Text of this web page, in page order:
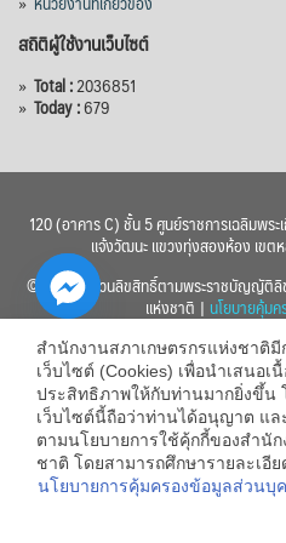
สถิติผู้ใช้งานเว็บไซต์
» Total :2036851
» Today :679
120 (อาคาร C) ชั้น 5 ศูนย์ราชการเฉลิมพ
แจ้งวัฒนะ แขวงทุ่งสองห้อง เขต
© 2560 สงวนลิขสิทธิ์ตามพระราชบัญญัติลิ
แห่งชาติ | นโยบายคุ้ม
สำนักงานสภาเกษตรกรแห่งชาติ
เว็บไซต์ (Cookies) เพื่อนำเสนอเ
ประสิทธิภาพให้กับท่านมากยิ่งขึ้น
เว็บไซต์นี้ถือว่าท่านได้อนุญาต แล
ตามนโยบายการใช้คุ้กกี้ของสำนัก
ชาติ โดยสามารถศึกษารายละเอีย
นโยบายการคุ้มครองข้อมูลส่วนบุ
Hide
chaty